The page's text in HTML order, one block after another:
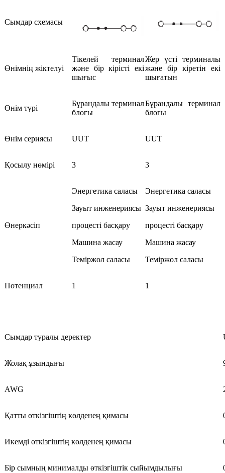
Сымдар схемасы
Өнімнің жіктелуі
Тікелей терминал
және бір кірісті екі
шығыс
Жер үсті терминалы
және бір кіретін екі
шығатын
Өнім түрі
Бұрандалы терминал
блогы
Бұрандалы терминал
блогы
Өнім сериясы UUT UUT
Қосылу нөмірі 3 3
Өнеркәсіп
Энергетика саласы
Зауыт инженериясы
процесті басқару
Машина жасау
Теміржол саласы
Энергетика саласы
Зауыт инженериясы
процесті басқару
Машина жасау
Теміржол саласы
Потенциал 1 1
Сымдар туралы деректер
Жолақ ұзындығы
AWG
Қатты өткізгіштің көлденең қимасы
Икемді өткізгіштің көлденең қимасы
Бір сымның минималды өткізгіштік сыйымдылығы